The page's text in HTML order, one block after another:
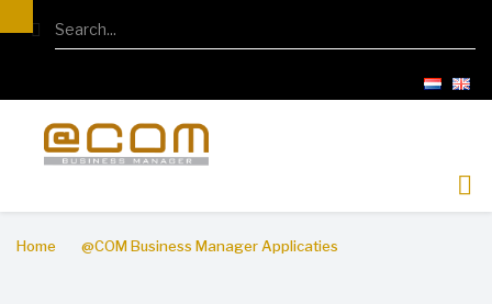
de
inhoud
Search
Home @COM Business Manager Applicaties